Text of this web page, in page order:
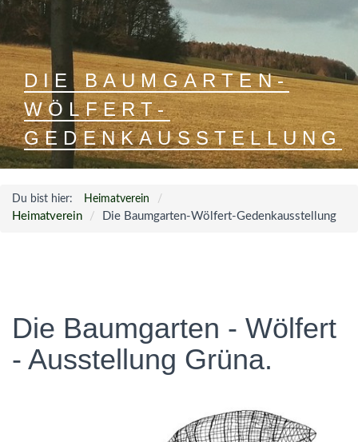
DIE BAUMGARTEN-
WÖLFERT-
GEDENKAUSSTELLUNG
Du bist hier: Heimatverein
Heimatverein Die Baumgarten-Wölfert-Gedenkausstellung
Die Baumgarten - Wölfert
- Ausstellung Grüna.